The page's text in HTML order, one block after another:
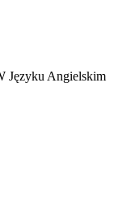
Języku Angielskim